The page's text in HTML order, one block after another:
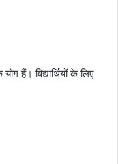
हैं। विद्यार्थियों के लिए